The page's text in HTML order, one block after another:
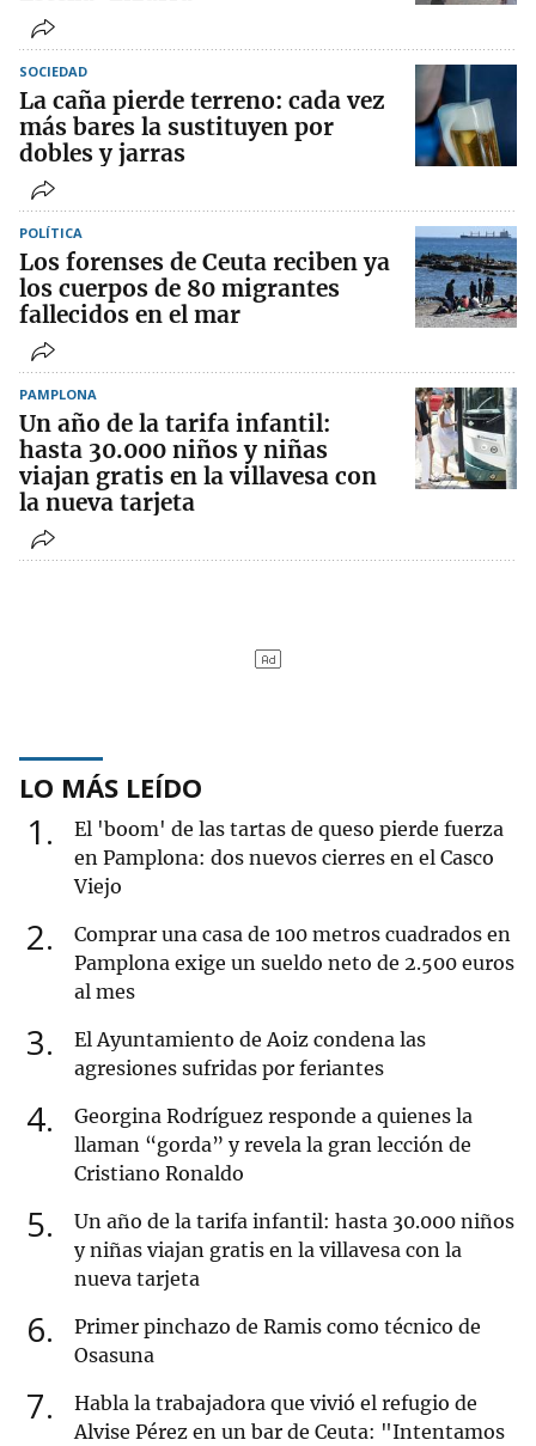
SOCIEDAD
La caña pierde terreno: cada vez
más bares la sustituyen por
dobles y jarras
POLÍTICA
Los forenses de Ceuta reciben ya
los cuerpos de 80 migrantes
fallecidos en el mar
PAMPLONA
Un año de la tarifa infantil:
hasta 30.000 niños y niñas
viajan gratis en la villavesa con
la nueva tarjeta
LO MÁS LEÍDO
1
El 'boom' de las tartas de queso pierde fuerza
en Pamplona: dos nuevos cierres en el Casco
Viejo
2
Comprar una casa de 100 metros cuadrados en
Pamplona exige un sueldo neto de 2.500 euros
al mes
3
El Ayuntamiento de Aoiz condena las
agresiones sufridas por feriantes
4
Georgina Rodríguez responde a quienes la
llaman “gorda” y revela la gran lección de
Cristiano Ronaldo
5
Un año de la tarifa infantil: hasta 30.000 niños
y niñas viajan gratis en la villavesa con la
nueva tarjeta
6
Primer pinchazo de Ramis como técnico de
Osasuna
7
Habla la trabajadora que vivió el refugio de
Alvise Pérez en un bar de Ceuta: "Intentamos